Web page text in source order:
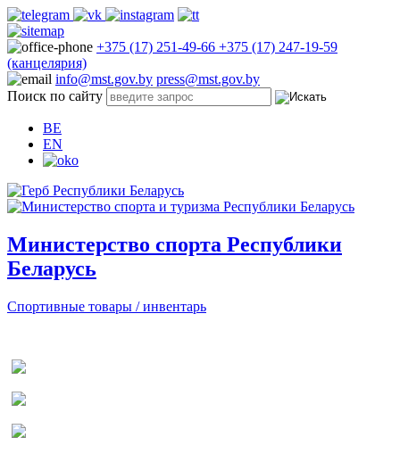
+375 (17) 251-49-66 +375 (17) 247-19-59
(канцелярия)
info@mst.gov.by press@mst.gov.by
Поиск по сайту
BE
EN
Министерство спорта Республики
Беларусь
Спортивные товары / инвентарь